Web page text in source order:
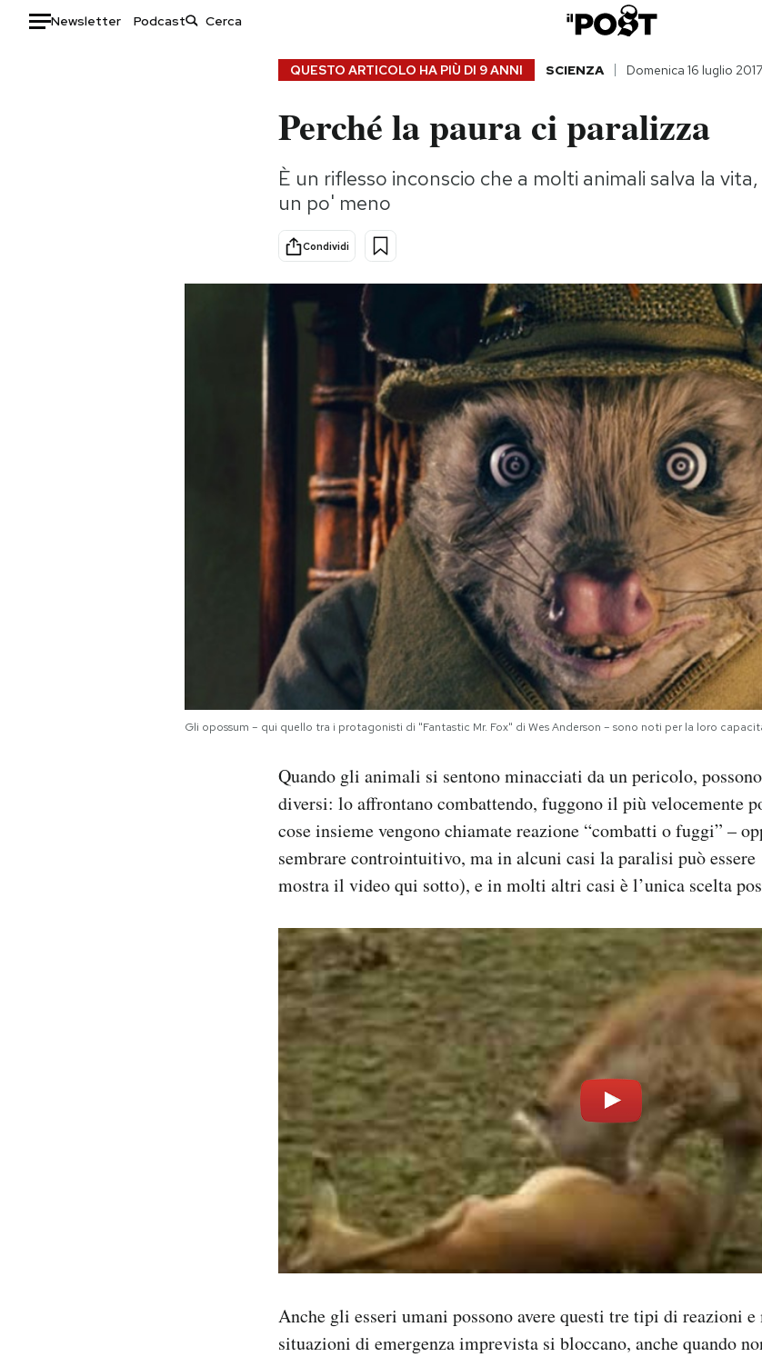
Newsletter Podcast
Consumismi
Storie/Idee
Ok Boomer!
Media
Altrecose
QUESTO ARTICOLO HA PIÙ DI 9 ANNI SCIENZA Domenica 16 luglio 2017
Perché la paura ci paralizza
È un riflesso inconscio che a molti animali salva la
un po' meno
Condividi
Gli opossum – qui quello tra i protagonisti di "Fantastic Mr. Fox" di Wes Anderson – sono noti per la loro
Quando gli animali si sentono minacciati da un pericolo,
diversi: lo affrontano combattendo, fuggono il più velocemente
cose insieme vengono chiamate reazione “combatti o fuggi” –
sembrare controintuitivo, ma in alcuni casi la paralisi può
mostra il video qui sotto), e in molti altri casi è l’unica scelta
Anche gli esseri umani possono avere questi tre tipi di reazioni e
situazioni di emergenza imprevista si bloccano, anche quando